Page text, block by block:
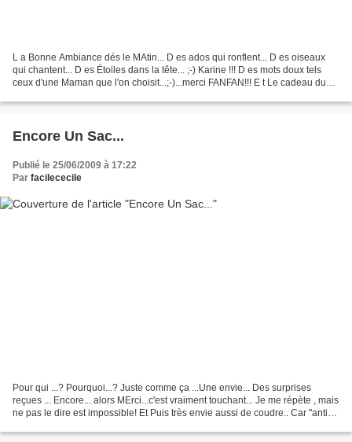
L a Bonne Ambiance dés le MAtin... D es ados qui ronflent... D es oiseaux
qui chantent... D es Étoiles dans la tête... ;-) Karine !!! D es mots doux tels
ceux d'une Maman que l'on choisit...;-)...merci FANFAN!!! E t Le cadeau du
Encore Un Sac...
Publié le 25/06/2009 à 17:22
Par facilececile
Pour qui ...? Pourquoi...? Juste comme ça ...Une envie... Des surprises
reçues ... Encore... alors MErci...c'est vraiment touchant... Je me répète , mais
ne pas le dire est impossible! Et Puis très envie aussi de coudre.. Car "anti-